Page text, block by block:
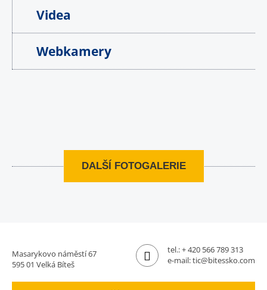
Videa
Webkamery
DALŠÍ FOTOGALERIE
Masarykovo náměstí 67
595 01 Velká Bíteš
tel.:+ 420 566 789 313
e-mail:tic@bitessko.com